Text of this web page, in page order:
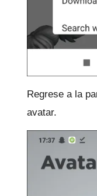
Regrese a la
avatar.